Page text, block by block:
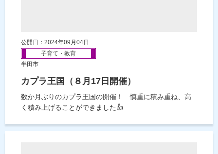
公開日：2024年09月04日
子育て・教育
半田市
カプラ王国（８月17日開催）
数か月ぶりのカプラ王国の開催！ 慎重に積み重ね、高
く積み上げることができました👍